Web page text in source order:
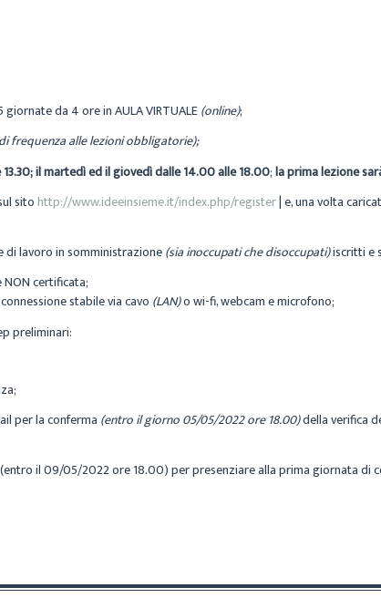
giornate da 4 ore in AULA VIRTUALE(online);
frequenza alle lezioni obbligatorie);
il martedì ed il giovedì dalle 14.00 alle 18.00;la prima lezione
sitohttp://www.ideeinsieme.it/index.php/register| e, una volta
di lavoro in somministrazione(sia inoccupati che disoccupati)iscritti e
certificata;
stabile via cavo (LAN)o wi-fi, webcam e microfono;
preliminari:
per la conferma (entro il giorno 05/05/2022 ore 18.00)della verifica
il 09/05/2022 ore 18.00) per presenziare alla prima giornata